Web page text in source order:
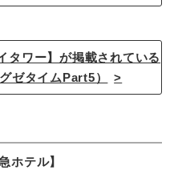
タワー】が掲載されている
ゼタイムPart5）
テル】